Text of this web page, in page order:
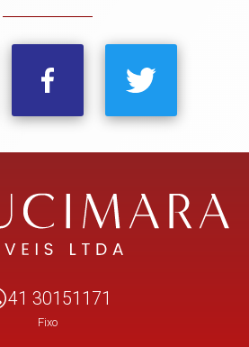
41 30151171
Fixo